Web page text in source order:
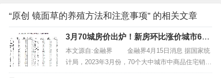
“原创 镜面草的养殖方法和注意事项” 的相关文章
3月70城房价出炉！新房环比涨价城市64
个，二手房环比涨价城市57个
本文源自:金融界 金融界4月15日消息 据国家统
计局，2023年3月份，70个大中城市中商品住宅销售
价格上涨城市个数增加，各线城市商品住宅销售价